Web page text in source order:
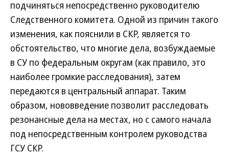
подчиняться непосредственно руководителю
Следственного комитета. Одной из причин такого
изменения, как пояснили в СКР, является то
обстоятельство, что многие дела, возбуждаемые
в СУ по федеральным округам (как правило, это
наиболее громкие расследования), затем
передаются в центральный аппарат. Таким
образом, нововведение позволит расследовать
резонансные дела на местах, но с самого начала
под непосредственным контролем руководства
ГСУ СКР.